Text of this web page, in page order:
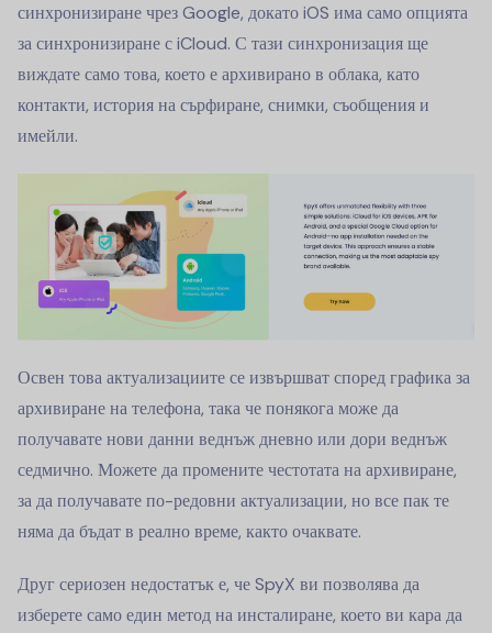
синхронизиране чрез Google, докато iOS има само опцията
за синхронизиране с iCloud. С тази синхронизация ще
виждате само това, което е архивирано в облака, като
контакти, история на сърфиране, снимки, съобщения и
имейли.
Освен това актуализациите се извършват според графика за
архивиране на телефона, така че понякога може да
получавате нови данни веднъж дневно или дори веднъж
седмично. Можете да промените честотата на архивиране,
за да получавате по-редовни актуализации, но все пак те
няма да бъдат в реално време, както очаквате.
Друг сериозен недостатък е, че SpyX ви позволява да
изберете само един метод на инсталиране, което ви кара да